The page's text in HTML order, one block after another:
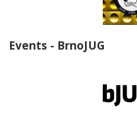
Events - BrnoJUG